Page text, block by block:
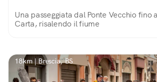
Una passeggiata dal Ponte Vecchio fino
Carta, risalendo il fiume
18km | Brescia, BS